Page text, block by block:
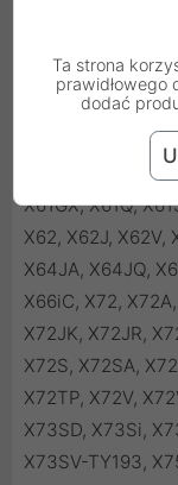
Ta strona
prawidłowego
dodać